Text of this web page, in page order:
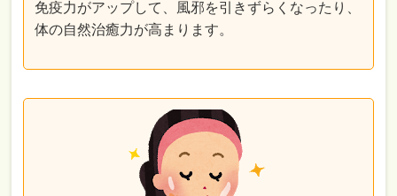
免疫力がアップして、風邪を引きずらくなったり、
体の自然治癒力が高まります。